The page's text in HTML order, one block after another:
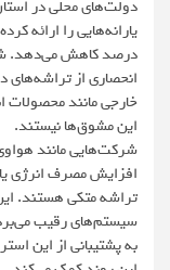
دولت‌های محلی در
درصد کاهش می‌دهد.
انحصاری از تراشه‌های
خارجی مانند محصولات
این مشوق‌ها نیستند.
شرکت‌هایی مانند هواوی
افزایش مصرف انرژی
تراشه متکی هستند.
سیستم‌های رقیب
به پشتیبانی از این